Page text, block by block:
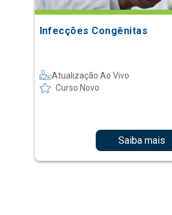
Infecções Congênitas
Atualização Ao Vivo
Curso Novo
Saiba mais